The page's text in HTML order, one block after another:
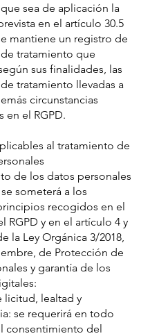
sea de aplicación la
en el artículo 30.5
mantiene un registro de
tratamiento que
sus finalidades, las
tratamiento llevadas a
circunstancias
en el RGPD.
al tratamiento de
de los datos personales
someterá a los
recogidos en el
RGPD y en el artículo 4 y
la Ley Orgánica 3/2018,
de Protección de
y garantía de los
licitud, lealtad y
se requerirá en todo
consentimiento del